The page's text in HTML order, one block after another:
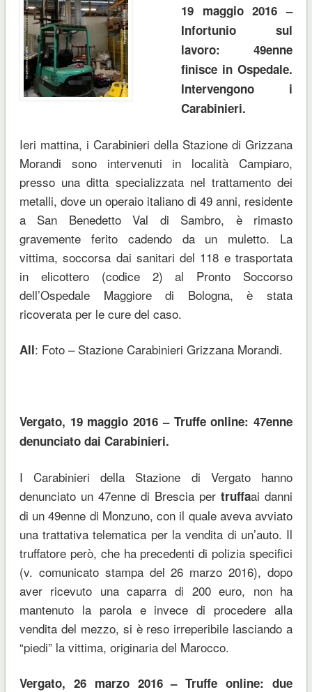
19 maggio 2016 –
Infortunio sul
lavoro: 49enne
finisce in Ospedale.
Intervengono i
Carabinieri.
Ieri mattina, i Carabinieri della Stazione di Grizzana
Morandi sono intervenuti in località Campiaro,
presso una ditta specializzata nel trattamento dei
metalli, dove un operaio italiano di 49 anni, residente
a San Benedetto Val di Sambro, è rimasto
gravemente ferito cadendo da un muletto. La
vittima, soccorsa dai sanitari del 118 e trasportata
in elicottero (codice 2) al Pronto Soccorso
dell’Ospedale Maggiore di Bologna, è stata
ricoverata per le cure del caso.
All: Foto – Stazione Carabinieri Grizzana Morandi.
Vergato, 19 maggio 2016 – Truffe online: 47enne
denunciato dai Carabinieri.
I Carabinieri della Stazione di Vergato hanno
denunciato un 47enne di Brescia pertruffaai danni
di un 49enne di Monzuno, con il quale aveva avviato
una trattativa telematica per la vendita di un’auto. Il
truffatore però, che ha precedenti di polizia specifici
(v. comunicato stampa del 26 marzo 2016), dopo
aver ricevuto una caparra di 200 euro, non ha
mantenuto la parola e invece di procedere alla
vendita del mezzo, si è reso irreperibile lasciando a
“piedi” la vittima, originaria del Marocco.
Vergato, 26 marzo 2016 – Truffe online: due